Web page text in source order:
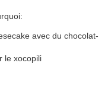
avec du chocolat-
le xocopili